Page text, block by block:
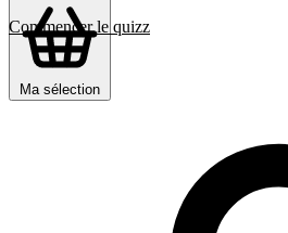
Ma sélection
Commencer le quizz